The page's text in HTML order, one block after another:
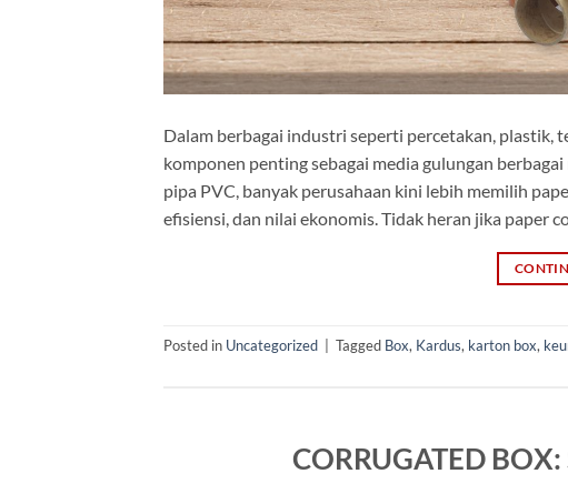
Dalam berbagai industri seperti percetakan, plastik,
komponen penting sebagai media gulungan
pipa PVC, banyak perusahaan kini lebih memilih
efisiensi, dan nilai ekonomis. Tidak heran jika paper
Posted in Uncategorized Tagged Box, Kardus, karton box,
CORRUGATED